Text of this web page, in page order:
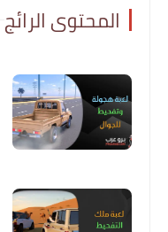
المحتوى الرائج